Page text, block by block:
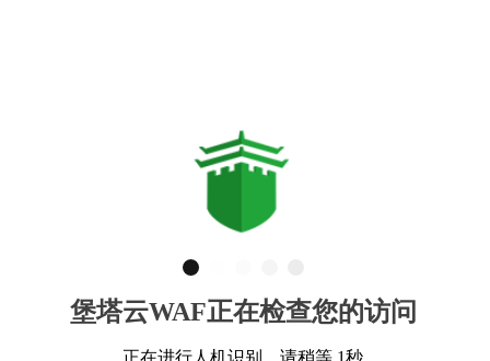
堡塔云WAF正在检查您的访问
正在进行人机识别，请稍等 1秒